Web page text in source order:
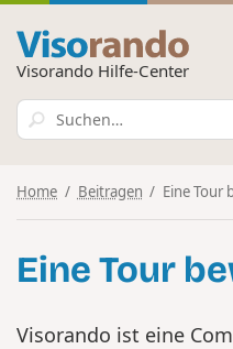
Visorando Hilfe-Center
Home Beitragen Eine Tour
Eine Tour
Visorando ist eine